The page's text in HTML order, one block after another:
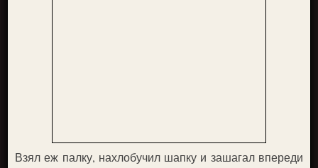
Взял еж палку, нахлобучил шапку и зашагал впереди